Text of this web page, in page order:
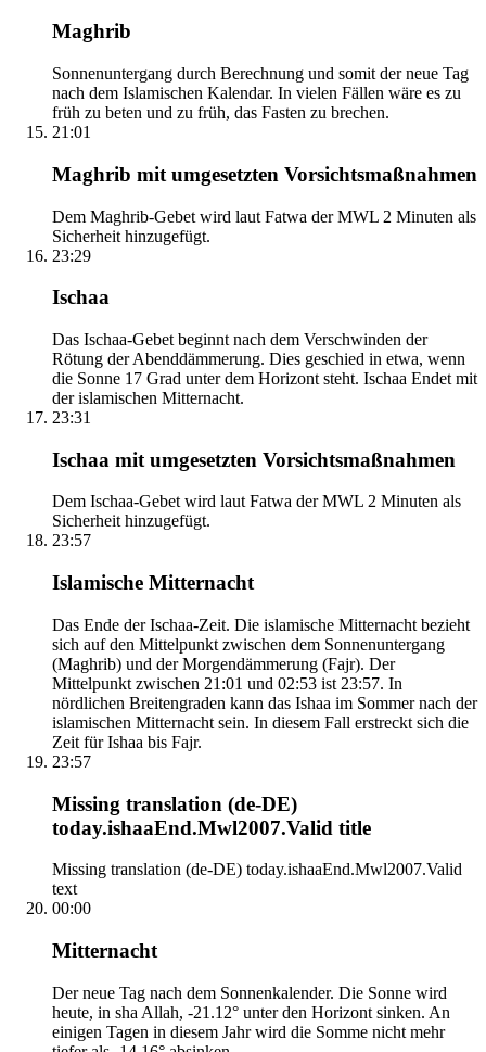
Maghrib
Sonnenuntergang durch Berechnung und somit der neue Tag
nach dem Islamischen Kalendar. In vielen Fällen wäre es zu
früh zu beten und zu früh, das Fasten zu brechen.
21:01
Maghrib mit umgesetzten Vorsichtsmaßnahmen
Dem Maghrib-Gebet wird laut Fatwa der MWL 2 Minuten als
Sicherheit hinzugefügt.
23:29
Ischaa
Das Ischaa-Gebet beginnt nach dem Verschwinden der
Rötung der Abenddämmerung. Dies geschied in etwa, wenn
die Sonne 17 Grad unter dem Horizont steht. Ischaa Endet mit
der islamischen Mitternacht.
23:31
Ischaa mit umgesetzten Vorsichtsmaßnahmen
Dem Ischaa-Gebet wird laut Fatwa der MWL 2 Minuten als
Sicherheit hinzugefügt.
23:57
Islamische Mitternacht
Das Ende der Ischaa-Zeit. Die islamische Mitternacht bezieht
sich auf den Mittelpunkt zwischen dem Sonnenuntergang
(Maghrib) und der Morgendämmerung (Fajr). Der
Mittelpunkt zwischen 21:01 und 02:53 ist 23:57. In
nördlichen Breitengraden kann das Ishaa im Sommer nach der
islamischen Mitternacht sein. In diesem Fall erstreckt sich die
Zeit für Ishaa bis Fajr.
23:57
Missing translation (de-DE)
today.ishaaEnd.Mwl2007.Valid title
Missing translation (de-DE) today.ishaaEnd.Mwl2007.Valid
text
00:00
Mitternacht
Der neue Tag nach dem Sonnenkalender. Die Sonne wird
heute, in sha Allah, -21.12° unter den Horizont sinken. An
einigen Tagen in diesem Jahr wird die Somme nicht mehr